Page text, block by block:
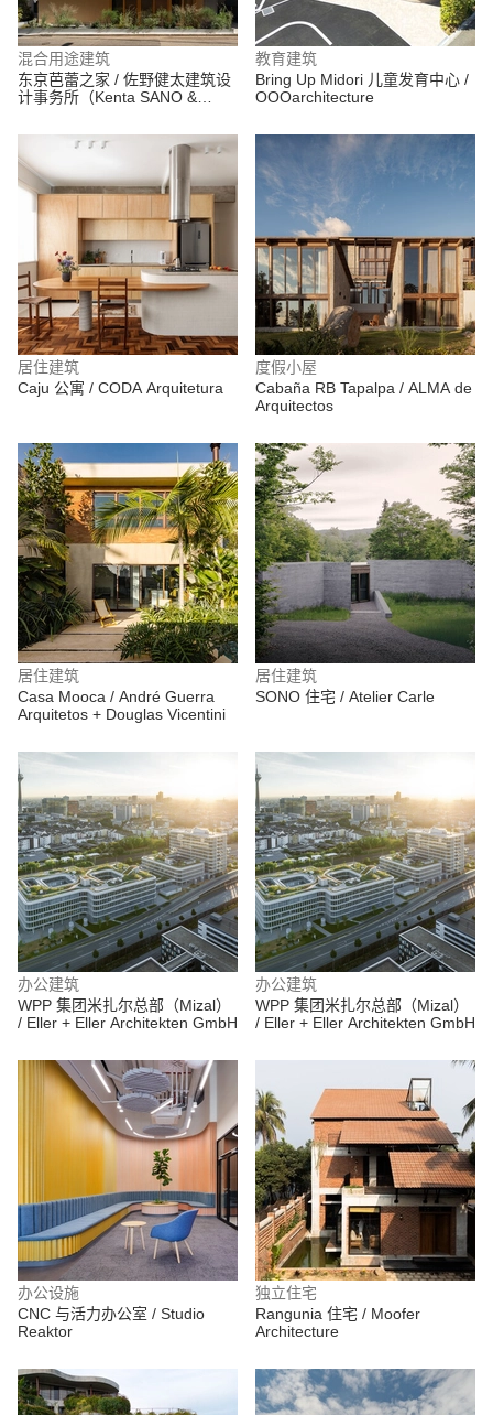
混合用途建筑
东京芭蕾之家 / 佐野健太建筑设
计事务所（Kenta SANO &
教育建筑
Bring Up Midori 儿童发育中心 /
OOOarchitecture
居住建筑
Caju 公寓 / CODA Arquitetura
度假小屋
Cabaña RB Tapalpa / ALMA de
Arquitectos
居住建筑
Casa Mooca / André Guerra
Arquitetos + Douglas Vicentini
居住建筑
SONO 住宅 / Atelier Carle
办公建筑
WPP 集团米扎尔总部（Mizal）
/ Eller + Eller Architekten GmbH
办公建筑
WPP 集团米扎尔总部（Mizal）
/ Eller + Eller Architekten GmbH
办公设施
CNC 与活力办公室 / Studio
Reaktor
独立住宅
Rangunia 住宅 / Moofer
Architecture